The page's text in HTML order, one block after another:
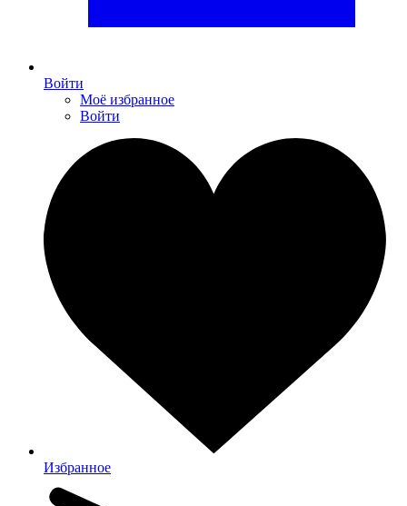
Войти
Моё избранное
Войти
Избранное